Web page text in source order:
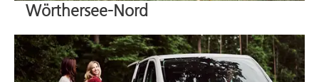
Wörthersee-Nord